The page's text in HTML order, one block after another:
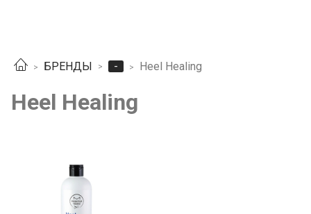
БРЕНДЫ - Heel Healing
Heel Healing